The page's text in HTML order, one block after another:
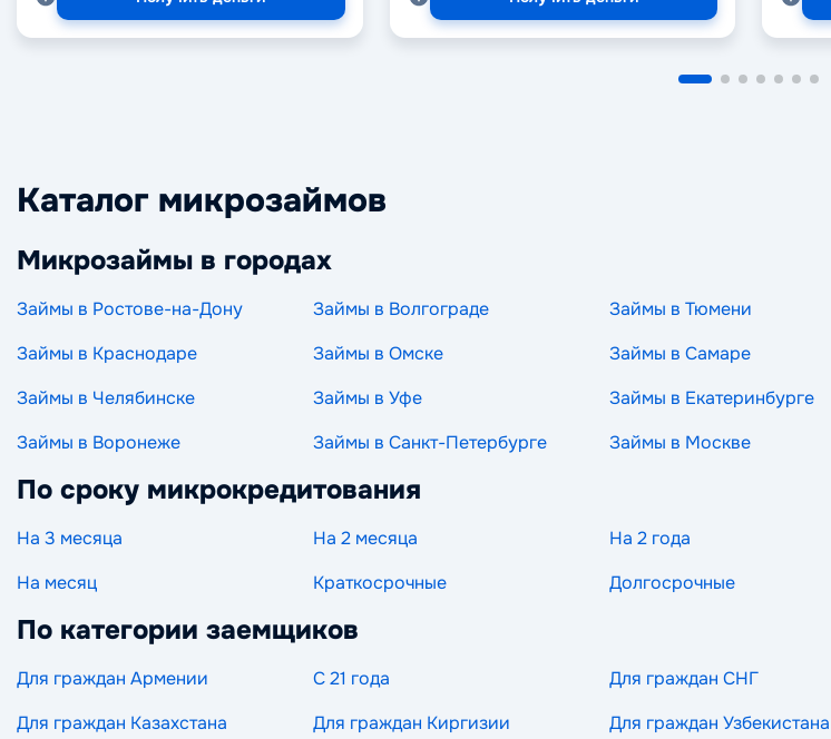
Каталог микрозаймов
Микрозаймы в городах
Займы в Ростове-на-Дону Займы в Волгограде Займы в Тюмени
Займы в Краснодаре
Займы в Омске Займы в Самаре
Займы в Челябинске
Займы в Уфе Займы в Екатеринбурге
Займы в Воронеже
Займы в Санкт-Петербурге Займы в Москве
По сроку микрокредитования
На 3 месяца На 2 месяца На 2 года
На месяц
Краткосрочные Долгосрочные
По категории заемщиков
Для граждан Армении С 21 года Для граждан СНГ
Для граждан Казахстана
Для граждан Киргизии Для граждан Узбекистана